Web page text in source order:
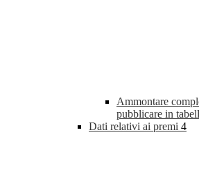
Ammontare
pubblicare in
Dati relativi ai premi 4